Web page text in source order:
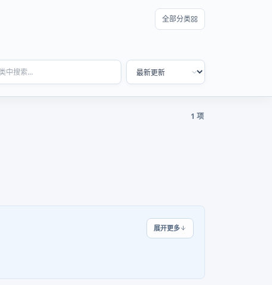
全部分类
1 项
展开更多